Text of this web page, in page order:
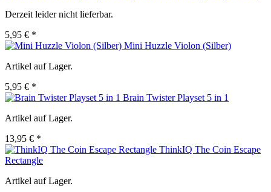
Derzeit leider nicht lieferbar.
5,95 € *
Mini Huzzle Violon (Silber)
Artikel auf Lager.
5,95 € *
Brain Twister Playset 5 in 1
Artikel auf Lager.
13,95 € *
ThinkIQ The Coin Escape
Rectangle
Artikel auf Lager.